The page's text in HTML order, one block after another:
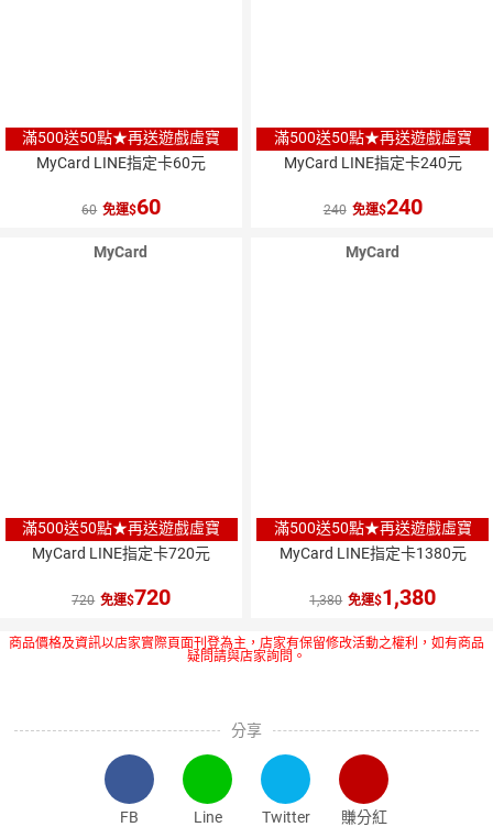
滿500送50點★再送遊戲虛寶
MyCard LINE指定卡60元
60 免運 60
滿500送50點★再送遊戲虛寶
MyCard LINE指定卡240元
240 免運 240
MyCard
滿500送50點★再送遊戲虛寶
MyCard LINE指定卡720元
720 免運 720
MyCard
滿500送50點★再送遊戲虛寶
MyCard LINE指定卡1380元
1,380 免運 1,380
商品價格及資訊以店家實際頁面刊登為主，店家有保留修改活動之權利，如有商品
疑問請與店家詢問。
分享
FB Line Twitter 賺分紅